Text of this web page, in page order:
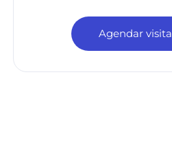
Agendar visita